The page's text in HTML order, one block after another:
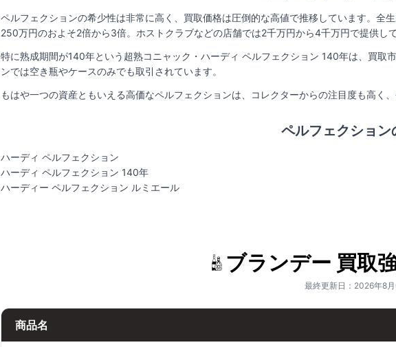
ペルフェクションの希少性は非常に高く、買取価格は圧倒的な高値で推移しています。
250万円のおよそ2倍から3倍。ホストクラブなどの店舗では2千万円から4千万円で提供し
特に熟成期間が140年という超熟コニャック・ハーディ ペルフェクション 140年は、買取
ンでは空き瓶やケースのみでも取引されています。
もはや一つの資産ともいえる高価なペルフェクションは、コレクターからの注目度も高く
ペルフェクション
ハーディ ペルフェクション
ハーディ ペルフェクション 140年
ハーディー ペルフェクション ルミエール
ブランデー 買取
最終更新日：2026年8月
商品名